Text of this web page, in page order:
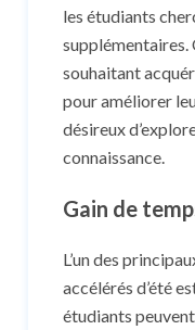
les étudiants
supplémentaires.
souhaitant
pour améliorer
désireux
connaissance.
Gain de
L’un des
accélérés d’été
étudiants